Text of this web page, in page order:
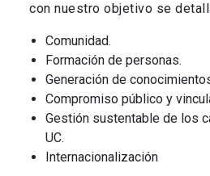
con nuestro objetivo se
Comunidad.
Formación de personas.
Generación de
Compromiso público y
Gestión sustentable de los
UC.
Internacionalización